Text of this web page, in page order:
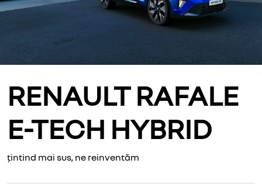
RENAULT RAFALE
E-TECH HYBRID
țintind mai sus, ne reinventăm